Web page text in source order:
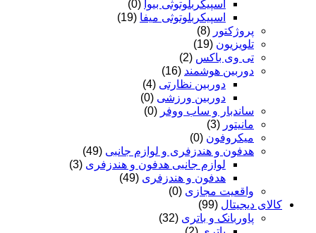
اسپیکربلوتوثی بیوا (0)
اسپیکربلوتوثی میفا (19)
پروژکتور (8)
تلویزیون (19)
تی وی باکس (2)
دوربین هوشمند (16)
دوربین نظارتی (4)
دوربین ورزشی (0)
ساندبار و ساب ووفر (0)
مانیتور (3)
میکروفون (0)
هدفون و هندزفری و لوازم جانبی (49)
لوازم جانبی هدفون و هندزفری (3)
هدفون و هندزفری (49)
واقعیت مجازی (0)
کالای دیجیتال (99)
پاوربانک و باتری (32)